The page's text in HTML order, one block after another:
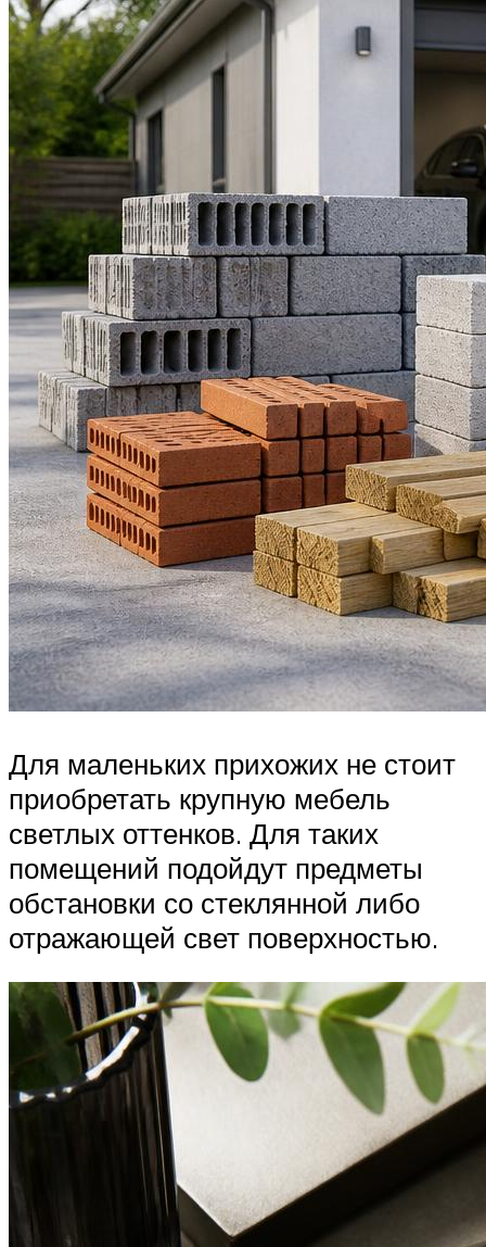
Для маленьких прихожих не стоит
приобретать крупную мебель
светлых оттенков. Для таких
помещений подойдут предметы
обстановки со стеклянной либо
отражающей свет поверхностью.